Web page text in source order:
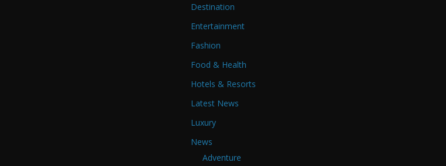
Destination
Entertainment
Fashion
Food & Health
Hotels & Resorts
Latest News
Luxury
News
Adventure